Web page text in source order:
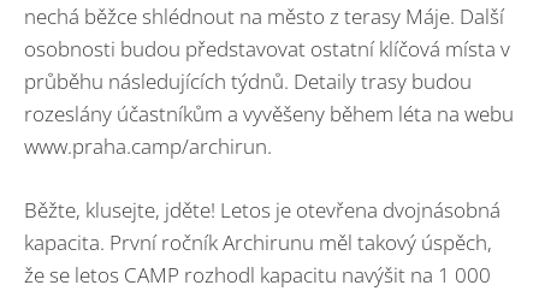
nechá běžce shlédnout na město z terasy Máje. Další
osobnosti budou představovat ostatní klíčová místa v
průběhu následujících týdnů. Detaily trasy budou
rozeslány účastníkům a vyvěšeny během léta na webu
www.praha.camp/archirun.
Běžte, klusejte, jděte! Letos je otevřena dvojnásobná
kapacita. První ročník Archirunu měl takový úspěch,
že se letos CAMP rozhodl kapacitu navýšit na 1 000